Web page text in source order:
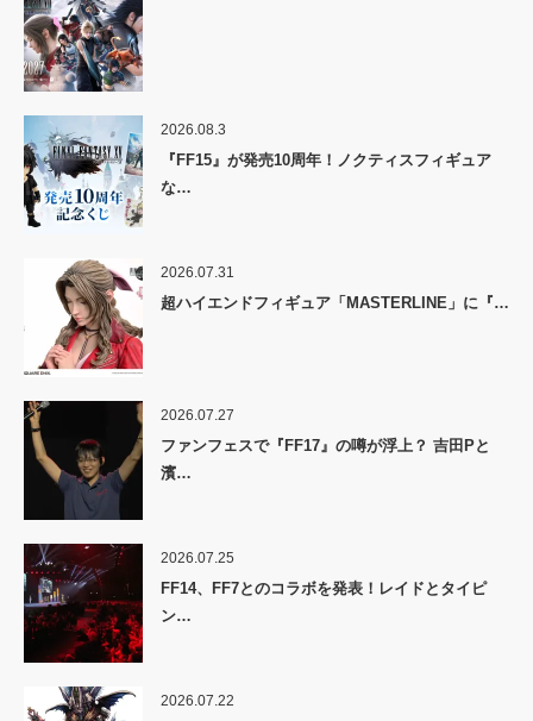
2026.08.3
『FF15』が発売10周年！ノクティスフィギュア
な…
2026.07.31
超ハイエンドフィギュア「MASTERLINE」に『…
2026.07.27
ファンフェスで『FF17』の噂が浮上？ 吉田Pと
濱…
2026.07.25
FF14、FF7とのコラボを発表！レイドとタイピ
ン…
2026.07.22